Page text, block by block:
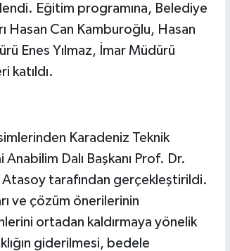
Eğitim programına, Belediye
Hasan Can Kamburoğlu, Hasan
Enes Yılmaz, İmar Müdürü
katıldı.
Karadeniz Teknik
Dalı Başkanı Prof. Dr.
Atasoy tarafından gerçekleştirildi.
ve çözüm önerilerinin
ortadan kaldırmaya yönelik
giderilmesi, bedele